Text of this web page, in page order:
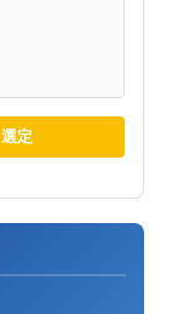
選定